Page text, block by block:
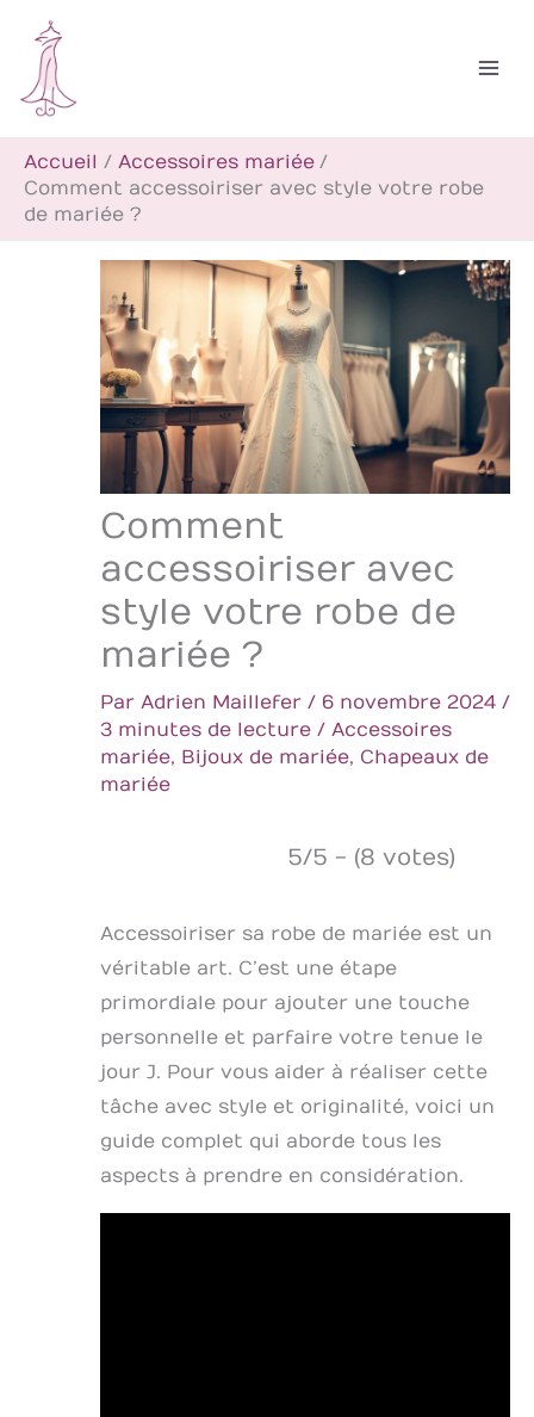
contenu
Accueil
Accessoires mariée
Comment accessoiriser avec style votre robe
de mariée ?
Comment
accessoiriser avec
style votre robe de
mariée ?
Par Adrien Maillefer / 6 novembre 2024 /
3 minutes de lecture / Accessoires
mariée, Bijoux de mariée, Chapeaux de
mariée
5/5 - (8 votes)
Accessoiriser sa robe de mariée est un
véritable art. C’est une étape
primordiale pour ajouter une touche
personnelle et parfaire votre tenue le
jour J. Pour vous aider à réaliser cette
tâche avec style et originalité, voici un
guide complet qui aborde tous les
aspects à prendre en considération.
c
h
e
r
c